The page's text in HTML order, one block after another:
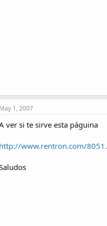
May 1, 2007
ver si te sirve esta páguina
http://www.rentron.com/